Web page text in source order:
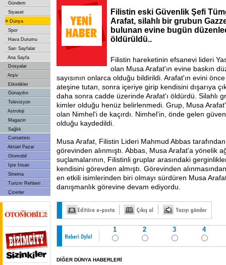
Gündem
Siyaset
» Dünya
Spor
Hava Durumu
Sarı Sayfalar
Ana Sayfa
Dosyalar
Arşiv
Etkinlikler
Günaydın
Televizyon
Astroloji
Magazin
Sağlık
Cumartesi
Aktüel Pazar
Otomobil
İşte İnsan
Sinema
Turizm Rehberi
Çizerler
Filistin eski Güvenlik Şefi
Arafat, silahlı bir grubun
bulunan evine bugün
öldürüldü..
Filistin hareketinin efsanevi lideri
olan Musa Arafat'ın evine baskın
sayısının onlarca olduğu bildirildi. Arafat'ın evini
ateşine tutan, sonra içeriye girip kendisini dışarıya
daha sonra cadde üzerinde Arafat'ı öldürdü. Silahlı
kimler olduğu henüz belirlenmedi. Grup, Musa
olan Nimhel'i de kaçırdı. Nimhel'in, önde gelen
olduğu kaydedildi.
Musa Arafat, Filistin Lideri Mahmud Abbas
görevinden alınmıştı. Abbas, Musa Arafat'a yönelik
suçlamalarının, Filistinli gruplar arasındaki
kendisini görevden almıştı. Görevinden
en etkili isimlerinden biri olmayı sürdüren Musa
danışmanlık görevine devam ediyordu.
1 2 3 4
DİĞER DÜNYA HABERLERİ